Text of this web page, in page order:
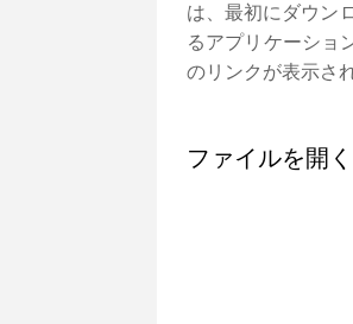
は、最初にダウン
るアプリケーショ
のリンクが表示さ
ファイルを開